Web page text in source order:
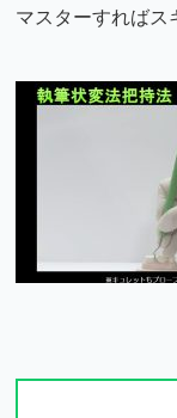
マスターすればス